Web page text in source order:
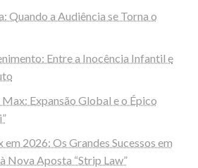
Quando a Audiência se Torna o
Entre a Inocência Infantil e
Expansão Global e o Épico
2026: Os Grandes Sucessos em
Nova Aposta “Strip Law”